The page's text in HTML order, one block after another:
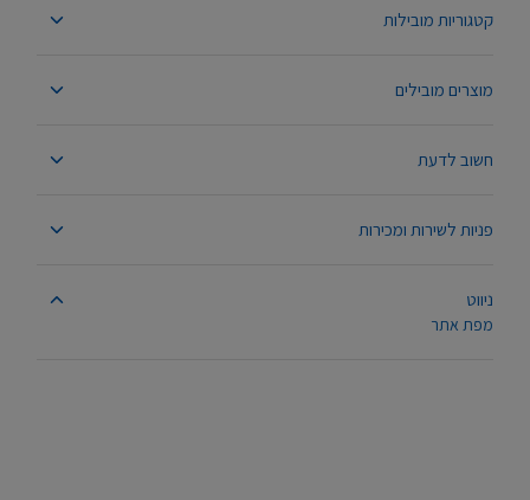
קטגוריות מובילות
מוצרים מובילים
חשוב לדעת
פניות לשירות ומכירות
ניווט
מפת אתר